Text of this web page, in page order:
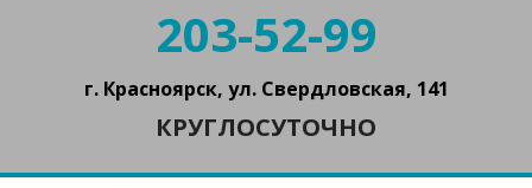
203-52-99
г. Красноярск, ул. Свердловская, 141
КРУГЛОСУТОЧНО